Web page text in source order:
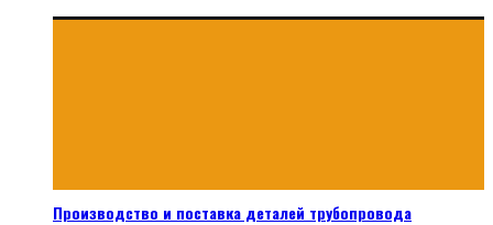
Производство и поставка деталей трубопровода